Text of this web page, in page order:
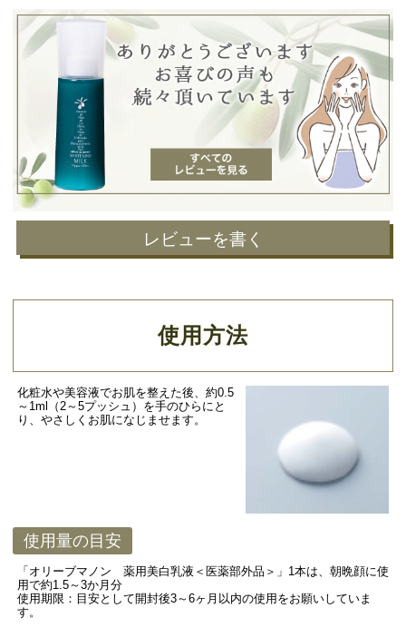
レビューを書く
使用方法
化粧水や美容液でお肌を整えた後、約0.5
～1ml（2～5プッシュ）を手のひらにと
り、やさしくお肌になじませます。
使用量の目安
「オリーブマノン 薬用美白乳液＜医薬部外品＞」1本は、朝晩顔に使
用で約1.5～3か月分
使用期限：目安として開封後3～6ヶ月以内の使用をお願いしていま
す。